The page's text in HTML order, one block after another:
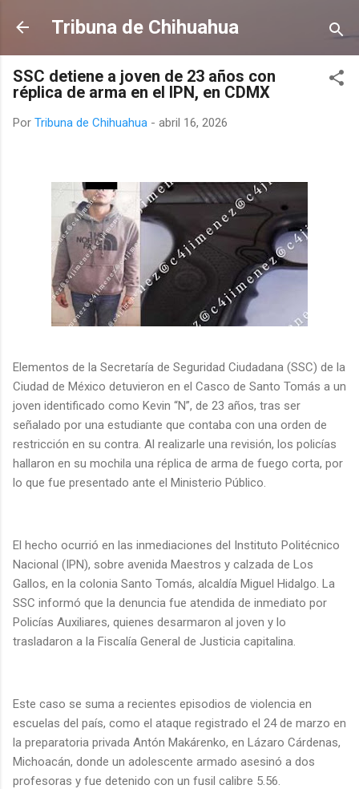
Ir al contenido principal
Tribuna de Chihuahua
SSC detiene a joven de 23 años con
réplica de arma en el IPN, en CDMX
Por Tribuna de Chihuahua - abril 16, 2026
Elementos de la Secretaría de Seguridad Ciudadana (SSC) de la
Ciudad de México detuvieron en el Casco de Santo Tomás a un
joven identificado como Kevin “N”, de 23 años, tras ser
señalado por una estudiante que contaba con una orden de
restricción en su contra. Al realizarle una revisión, los policías
hallaron en su mochila una réplica de arma de fuego corta, por
lo que fue presentado ante el Ministerio Público.
El hecho ocurrió en las inmediaciones del Instituto Politécnico
Nacional (IPN), sobre avenida Maestros y calzada de Los
Gallos, en la colonia Santo Tomás, alcaldía Miguel Hidalgo. La
SSC informó que la denuncia fue atendida de inmediato por
Policías Auxiliares, quienes desarmaron al joven y lo
trasladaron a la Fiscalía General de Justicia capitalina.
Este caso se suma a recientes episodios de violencia en
escuelas del país, como el ataque registrado el 24 de marzo en
la preparatoria privada Antón Makárenko, en Lázaro Cárdenas,
Michoacán, donde un adolescente armado asesinó a dos
profesoras y fue detenido con un fusil calibre 5.56.